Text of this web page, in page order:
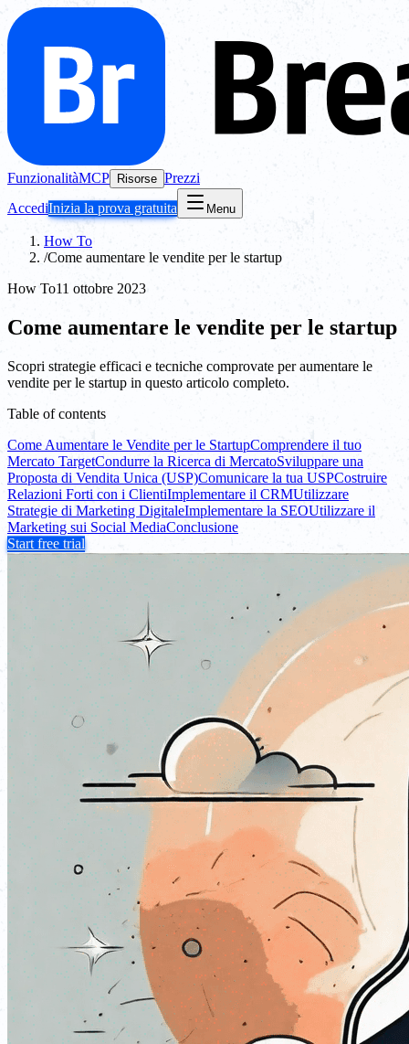
FunzionalitàMCP Risorse Prezzi
AccediInizia la prova gratuita Menu
How To
/Come aumentare le vendite per le startup
How To11 ottobre 2023
Come aumentare le vendite per le startup
Scopri strategie efficaci e tecniche comprovate per aumentare le
vendite per le startup in questo articolo completo.
Table of contents
Come Aumentare le Vendite per le StartupComprendere il tuo
Mercato TargetCondurre la Ricerca di MercatoSviluppare una
Proposta di Vendita Unica (USP)Comunicare la tua USPCostruire
Relazioni Forti con i ClientiImplementare il CRMUtilizzare
Strategie di Marketing DigitaleImplementare la SEOUtilizzare il
Marketing sui Social MediaConclusione
Start free trial